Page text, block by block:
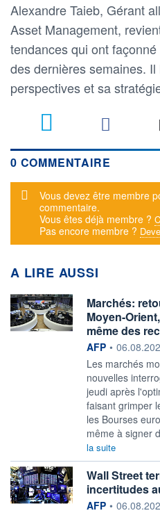
Alexandre Taieb, Gérant
Asset Management,
tendances qui ont
des dernières semaines.
perspectives et sa
0 COMMENTAIRE
Message d'alerte
Vous devez être membre
commentaire.
Vous êtes déjà membre ?
Pas encore membre ?
A LIRE AUSSI
Marchés:
Moyen-
même des
information
AFP •
Les marchés
nouvelles
jeudi après
faisant grimper
les Bourses
même à signer
la suite
Wall Street
incertitudes
information
AFP •